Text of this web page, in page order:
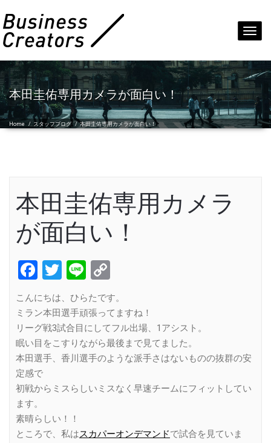
本田圭佑専用カメラが面白い！
Home / スタッフブログ /本田圭佑専用カメラが面白い！
本田圭佑専用カメラ
が面白い！
Facebook
Twitter
Line
Link
こんにちは、ひらたです。
ミラン本田選手頑張ってますね！
リーグ戦3試合目にしてフル出場、1アシスト。
眠い目をこすりながら最後まで見てました。
本田選手、香川選手のような派手さはないものの抜群の安
定感で
初戦からミスらしいミスなく早速チームにフィットしてい
ます。
素晴らしい！！
ところで、私はスカパーオンデマンドで試合を見ていま